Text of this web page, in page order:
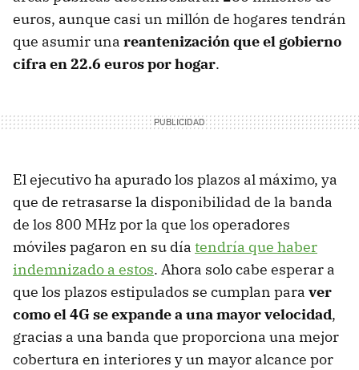
euros, aunque casi un millón de hogares tendrán
que asumir una reantenización que el gobierno
cifra en 22.6 euros por hogar.
El ejecutivo ha apurado los plazos al máximo, ya
que de retrasarse la disponibilidad de la banda
de los 800 MHz por la que los operadores
móviles pagaron en su día tendría que haber
indemnizado a estos. Ahora solo cabe esperar a
que los plazos estipulados se cumplan para ver
como el 4G se expande a una mayor velocidad,
gracias a una banda que proporciona una mejor
cobertura en interiores y un mayor alcance por